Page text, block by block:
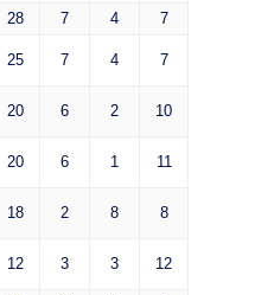
28 7 4 7
25 7 4 7
20 6 2 10
20 6 1 11
18 2 8 8
12 3 3 12